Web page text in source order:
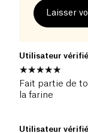
Laisser
Utilisateur vérifié
Fait partie de
la farine
Utilisateur vérifié